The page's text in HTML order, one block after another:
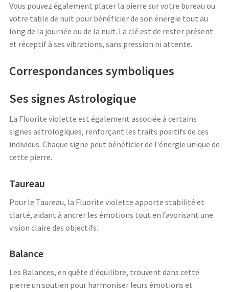
Vous pouvez également placer la pierre sur votre bureau ou
votre table de nuit pour bénéficier de son énergie tout au
long de la journée ou de la nuit. La clé est de rester présent
et réceptif à ses vibrations, sans pression ni attente.
Correspondances symboliques
Ses signes Astrologique
La Fluorite violette est également associée à certains
signes astrologiques, renforçant les traits positifs de ces
individus. Chaque signe peut bénéficier de l'énergie unique de
cette pierre.
Taureau
Pour le Taureau, la Fluorite violette apporte stabilité et
clarté, aidant à ancrer les émotions tout en favorisant une
vision claire des objectifs.
Balance
Les Balances, en quête d'équilibre, trouvent dans cette
pierre un soutien pour harmoniser leurs émotions et